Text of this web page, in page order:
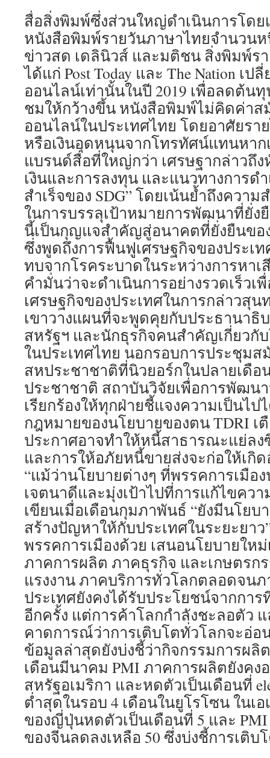
สื่อสิ่งพิมพ์ซึ่งส่วนใหญ่ดำเนินการโดย
หนังสือพิมพ์รายวันภาษาไทยจำนวนห
ข่าวสด เดลินิวส์ และมติชน สิ่งพิมพ์ร
ได้แก่ Post Today และ The Nation เป
ออนไลน์เท่านั้นในปี 2019 เพื่อลดต้น
ชมให้กว้างขึ้น หนังสือพิมพ์ไม่คิดค่าส
ออนไลน์ในประเทศไทย โดยอาศัยร
หรือเงินอุดหนุนจากโทรทัศน์แทนหา
แบรนด์สื่อที่ใหญ่กว่า เศรษฐากล่าวถึง
เงินและการลงทุน และแนวทางการด
สำเร็จของ SDG” โดยเน้นย้ำถึงควา
ในการบรรลุเป้าหมายการพัฒนาที่ยั่ง
นี้เป็นกุญแจสำคัญสู่อนาคตที่ยั่งยืนขอ
ซึ่งพูดถึงการฟื้นฟูเศรษฐกิจของประเ
ทบจากโรคระบาดในระหว่างการหาเ
คำมั่นว่าจะดำเนินการอย่างรวดเร็วเ
เศรษฐกิจของประเทศในการกล่าวสุ
เขาวางแผนที่จะพูดคุยกับประธานาธิ
สหรัฐฯ และนักธุรกิจคนสำคัญเกี่ยวกั
ในประเทศไทย นอกรอบการประชุม
สหประชาชาติที่นิวยอร์กในปลายเดือ
ประชาชาติ สถาบันวิจัยเพื่อการพัฒน
เรียกร้องให้ทุกฝ่ายชี้แจงความเป็นไป
กฎหมายของนโยบายของตน TDRI เ
ประกาศอาจทำให้หนี้สาธารณะแย่ลง
และการให้อภัยหนี้ขายส่งจะก่อให้เกิ
“แม้ว่านโยบายต่างๆ ที่พรรคการเมือ
เจตนาดีและมุ่งเป้าไปที่การแก้ไขคว
เขียนเมื่อเดือนกุมภาพันธ์ “ยังมีนโยบ
สร้างปัญหาให้กับประเทศในระยะยาว
พรรคการเมืองด้วย เสนอนโยบายให
ภาคการผลิต ภาคธุรกิจ และเกษตรก
แรงงาน ภาคบริการทั่วโลกตลอดจน
ประเทศยังคงได้รับประโยชน์จากกา
อีกครั้ง แต่การค้าโลกกำลังชะลอตัว
คาดการณ์ว่าการเติบโตทั่วโลกจะอ่อ
ข้อมูลล่าสุดยังบ่งชี้ว่ากิจกรรมการผลิ
เดือนมีนาคม PMI ภาคการผลิตยังคง
สหรัฐอเมริกา และหดตัวเป็นเดือนที่
ต่ำสุดในรอบ 4 เดือนในยูโรโซน ในเ
ของญี่ปุ่นหดตัวเป็นเดือนที่ 5 และ
ของจีนลดลงเหลือ 50 ซึ่งบ่งชี้การเติบ